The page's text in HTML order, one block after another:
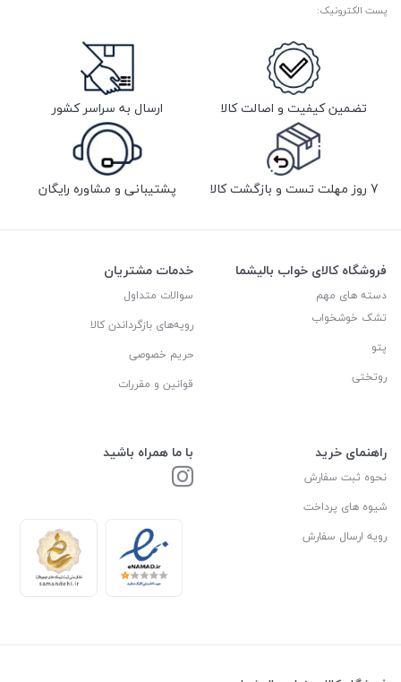
پست الکترونیک:
تضمین کیفیت و اصالت کالا ارسال به سراسر کشور
7 روز مهلت تست و بازگشت کالا پشتیبانی و مشاوره رایگان
فروشگاه کالای خواب بالیشما
دسته های مهم
تشک خوشخواب
پتو
روتختی
خدمات مشتریان
سوالات متداول
رویه‌های بازگرداندن کالا
حریم خصوصی
قوانین و مقررات
راهنمای خرید
نحوه ثبت سفارش
شیوه های پرداخت
رویه ارسال سفارش
با ما همراه باشید